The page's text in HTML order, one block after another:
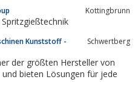
Kottingbrunn
Kunststoff -
Schwertberg
der größten Hersteller von
bieten Lösungen für jede